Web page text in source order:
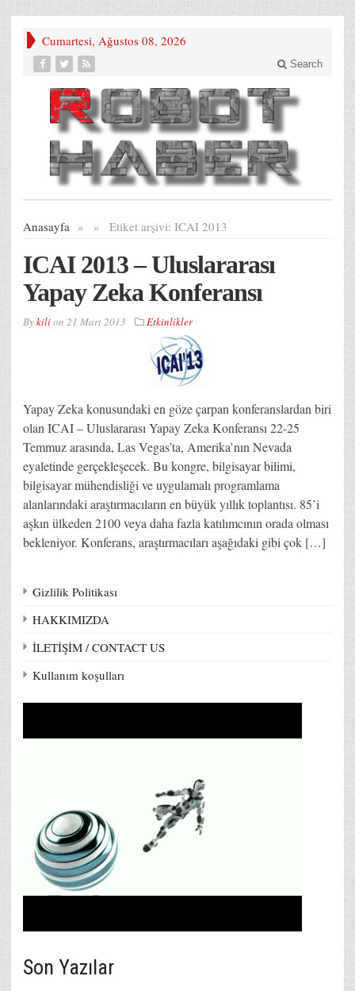
Cumartesi, Ağustos 08, 2026
Search
Anasayfa » Etiket arşivi:
» ICAI 2013
ICAI 2013 – Uluslararası
Yapay Zeka Konferansı
Bykilion 21 Mart 2013 Etkinlikler
Yapay Zeka konusundaki en göze çarpan konferanslardan biri
olan ICAI – Uluslararası Yapay Zeka Konferansı 22-25
Temmuz arasında, Las Vegas’ta, Amerika’nın Nevada
eyaletinde gerçekleşecek. Bu kongre, bilgisayar bilimi,
bilgisayar mühendisliği ve uygulamalı programlama
alanlarındaki araştırmacıların en büyük yıllık toplantısı. 85’i
aşkın ülkeden 2100 veya daha fazla katılımcının orada olması
bekleniyor. Konferans, araştırmacıları aşağıdaki gibi çok […]
Gizlilik Politikası
HAKKIMIZDA
İLETİŞİM / CONTACT US
Kullanım koşulları
Son Yazılar